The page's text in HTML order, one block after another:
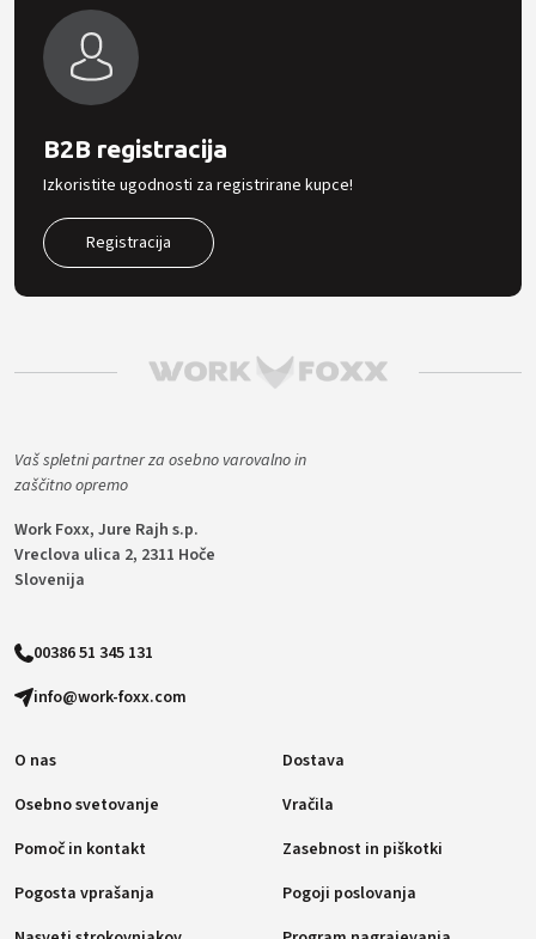
B2B registracija
Izkoristite ugodnosti za registrirane kupce!
Registracija
Vaš spletni partner za osebno varovalno in
zaščitno opremo
Work Foxx, Jure Rajh s.p.
Vreclova ulica 2, 2311 Hoče
Slovenija
00386 51 345 131
info@work-foxx.com
O nas
Osebno svetovanje
Pomoč in kontakt
Pogosta vprašanja
Dostava
Vračila
Zasebnost in piškotki
Pogoji poslovanja